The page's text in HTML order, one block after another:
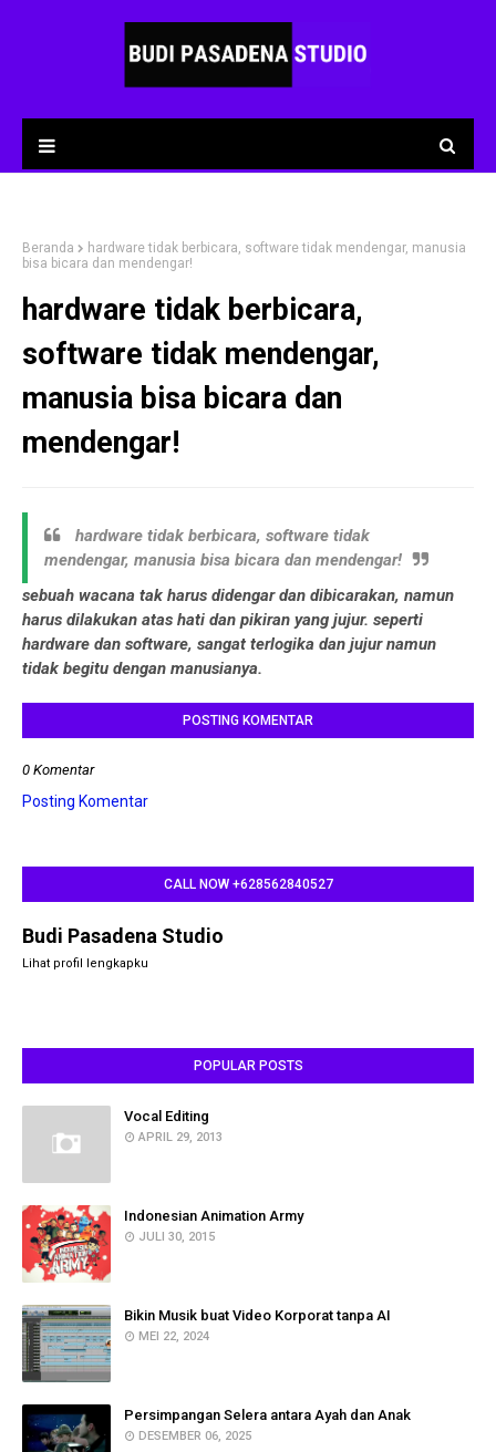
Beranda
hardware tidak berbicara, software tidak mendengar, manusia
bisa bicara dan mendengar!
hardware tidak berbicara,
software tidak mendengar,
manusia bisa bicara dan
mendengar!
hardware tidak berbicara, software tidak
mendengar, manusia bisa bicara dan mendengar!
sebuah wacana tak harus didengar dan dibicarakan, namun
harus dilakukan atas hati dan pikiran yang jujur. seperti
hardware dan software, sangat terlogika dan jujur namun
tidak begitu dengan manusianya.
POSTING KOMENTAR
0 Komentar
Posting Komentar
CALL NOW +628562840527
Budi Pasadena Studio
Lihat profil lengkapku
POPULAR POSTS
Vocal Editing
APRIL 29, 2013
Indonesian Animation Army
JULI 30, 2015
Bikin Musik buat Video Korporat tanpa AI
MEI 22, 2024
Persimpangan Selera antara Ayah dan Anak
DESEMBER 06, 2025